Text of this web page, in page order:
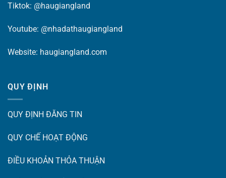
Tiktok: @haugiangland
Youtube: @nhadathaugiangland
Website: haugiangland.com
QUY ĐỊNH
QUY ĐỊNH ĐĂNG TIN
QUY CHẾ HOẠT ĐỘNG
ĐIỀU KHOẢN THỎA THUẬN